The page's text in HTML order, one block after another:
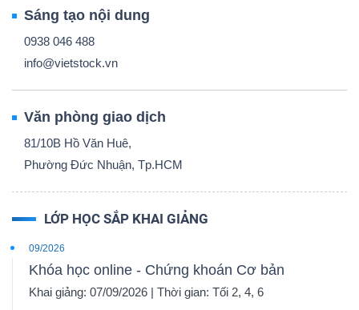
Sáng tạo nội dung
0938 046 488
info@vietstock.vn
Văn phòng giao dịch
81/10B Hồ Văn Huê,
Phường Đức Nhuận, Tp.HCM
LỚP HỌC SẮP KHAI GIẢNG
09/2026
Khóa học online - Chứng khoán Cơ bản
Khai giảng: 07/09/2026 | Thời gian: Tối 2, 4, 6